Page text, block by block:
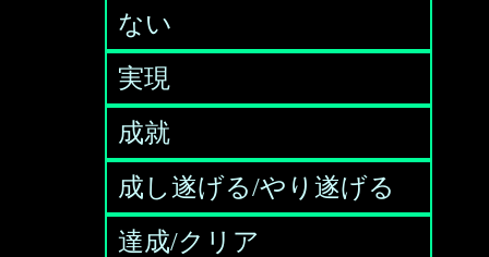
ない
実現
成就
成し遂げる/やり遂げる
達成/クリア